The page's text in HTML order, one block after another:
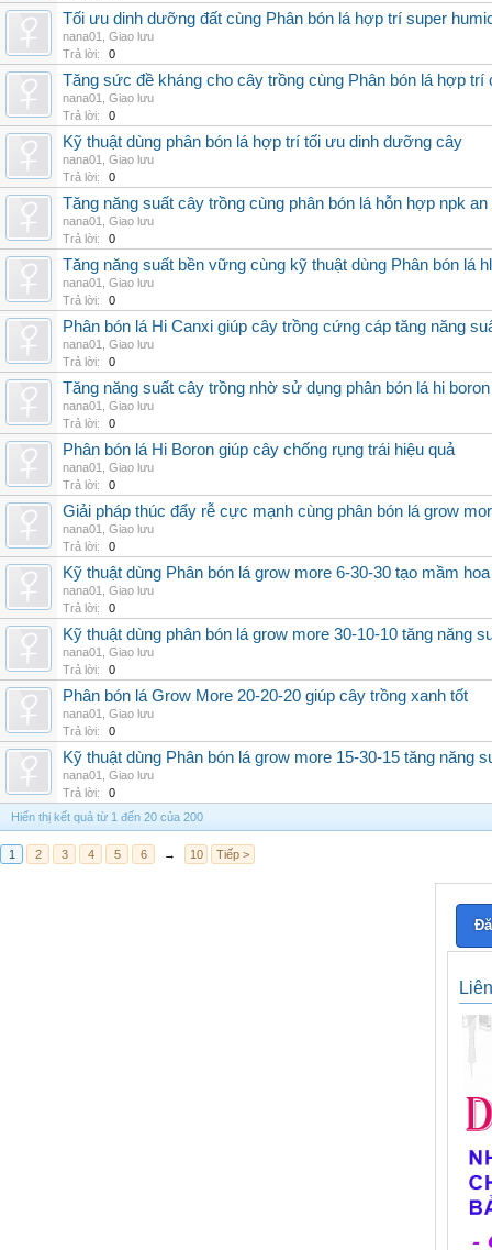
Tối ưu dinh dưỡng đất cùng Phân bón lá hợp trí super
nana01
Giao lưu
Trả lời:
0
Tăng sức đề kháng cho cây trồng cùng Phân bón lá hợp trí
nana01
Giao lưu
Trả lời:
0
Kỹ thuật dùng phân bón lá hợp trí tối ưu dinh dưỡng cây
nana01
Giao lưu
Trả lời:
0
Tăng năng suất cây trồng cùng phân bón lá hỗn hợp npk an
nana01
Giao lưu
Trả lời:
0
Tăng năng suất bền vững cùng kỹ thuật dùng Phân bón lá
nana01
Giao lưu
Trả lời:
0
Phân bón lá Hi Canxi giúp cây trồng cứng cáp tăng năng
nana01
Giao lưu
Trả lời:
0
Tăng năng suất cây trồng nhờ sử dụng phân bón lá hi
nana01
Giao lưu
Trả lời:
0
Phân bón lá Hi Boron giúp cây chống rụng trái hiệu quả
nana01
Giao lưu
Trả lời:
0
Giải pháp thúc đẩy rễ cực mạnh cùng phân bón lá grow
nana01
Giao lưu
Trả lời:
0
Kỹ thuật dùng Phân bón lá grow more 6-30-30 tạo mầm hoa
nana01
Giao lưu
Trả lời:
0
Kỹ thuật dùng phân bón lá grow more 30-10-10 tăng năng
nana01
Giao lưu
Trả lời:
0
Phân bón lá Grow More 20-20-20 giúp cây trồng xanh tốt
nana01
Giao lưu
Trả lời:
0
Kỹ thuật dùng Phân bón lá grow more 15-30-15 tăng năng
nana01
Giao lưu
Trả lời:
0
Hiển thị kết quả từ 1 đến 20 của 200
1 2 3 4 5 6 → 10 Tiếp >